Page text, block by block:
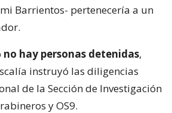
Barrientos- pertenecería a un
no hay personas detenidas,
instruyó las diligencias
de la Sección de Investigación
y OS9.